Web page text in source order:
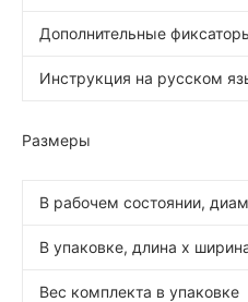
Дополнительные
Инструкция на русском
Размеры
В рабочем состоянии,
В упаковке, длина х
Вес комплекта в упаковке